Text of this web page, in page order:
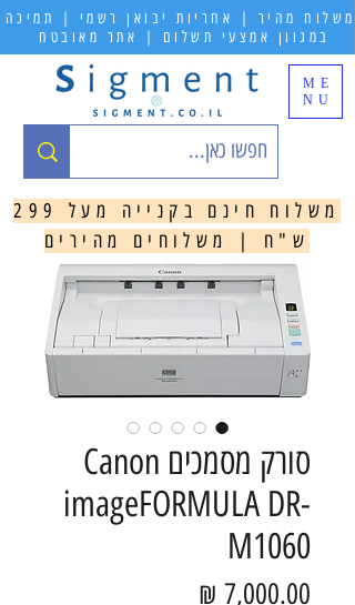
ME
NU
משלוח מהיר | אחריות יבואן רשמי | תמיכה
במגוון אמצעי תשלום | אתר מאובטח
משלוח חינם בקנייה מעל 299
ש"ח | משלוחים מהירים
סורק מסמכים Canon
imageFORMULA DR-
M1060